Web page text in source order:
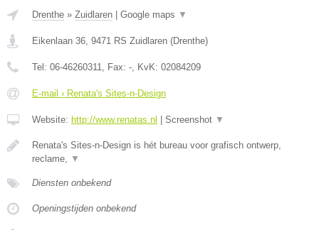
Drenthe » Zuidlaren | Google maps ▼
Eikenlaan 36 9471 RS Zuidlaren (Drenthe)
Tel: 06-46260311 , Fax: - , KvK: 02084209
E-mail › Renata's Sites-n-Design
Website: http://www.renatas.nl | Screenshot ▼
Renata's Sites-n-Design is hét bureau voor grafisch ontwerp,
reclame,
▼
Diensten onbekend
Openingstijden onbekend